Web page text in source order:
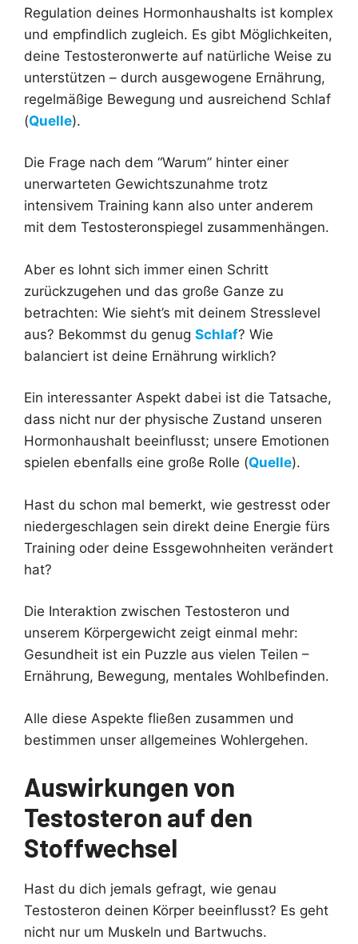
Regulation deines Hormonhaushalts ist komplex
und empfindlich zugleich. Es gibt Möglichkeiten,
deine Testosteronwerte auf natürliche Weise zu
unterstützen – durch ausgewogene Ernährung,
regelmäßige Bewegung und ausreichend Schlaf
(Quelle).
Die Frage nach dem “Warum” hinter einer
unerwarteten Gewichtszunahme trotz
intensivem Training kann also unter anderem
mit dem Testosteronspiegel zusammenhängen.
Aber es lohnt sich immer einen Schritt
zurückzugehen und das große Ganze zu
betrachten: Wie sieht’s mit deinem Stresslevel
aus? Bekommst du genug Schlaf? Wie
balanciert ist deine Ernährung wirklich?
Ein interessanter Aspekt dabei ist die Tatsache,
dass nicht nur der physische Zustand unseren
Hormonhaushalt beeinflusst; unsere Emotionen
spielen ebenfalls eine große Rolle (Quelle).
Hast du schon mal bemerkt, wie gestresst oder
niedergeschlagen sein direkt deine Energie fürs
Training oder deine Essgewohnheiten verändert
hat?
Die Interaktion zwischen Testosteron und
unserem Körpergewicht zeigt einmal mehr:
Gesundheit ist ein Puzzle aus vielen Teilen –
Ernährung, Bewegung, mentales Wohlbefinden.
Alle diese Aspekte fließen zusammen und
bestimmen unser allgemeines Wohlergehen.
Auswirkungen von
Testosteron auf den
Stoffwechsel
Hast du dich jemals gefragt, wie genau
Testosteron deinen Körper beeinflusst? Es geht
nicht nur um Muskeln und Bartwuchs.